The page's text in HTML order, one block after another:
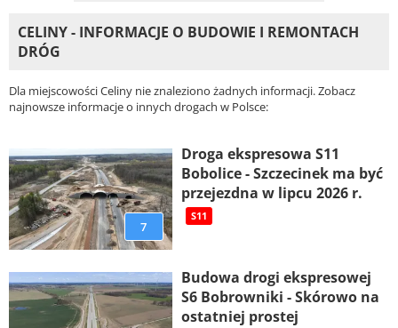
CELINY - INFORMACJE O BUDOWIE I REMONTACH
DRÓG
Dla miejscowości Celiny nie znaleziono żadnych informacji. Zobacz
najnowsze informacje o innych drogach w Polsce:
7
Droga ekspresowa S11
Bobolice - Szczecinek ma być
przejezdna w lipcu 2026 r.
S11
Budowa drogi ekspresowej
S6 Bobrowniki - Skórowo na
ostatniej prostej